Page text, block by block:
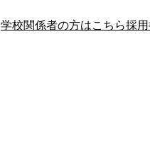
学校関係者の方はこちら採